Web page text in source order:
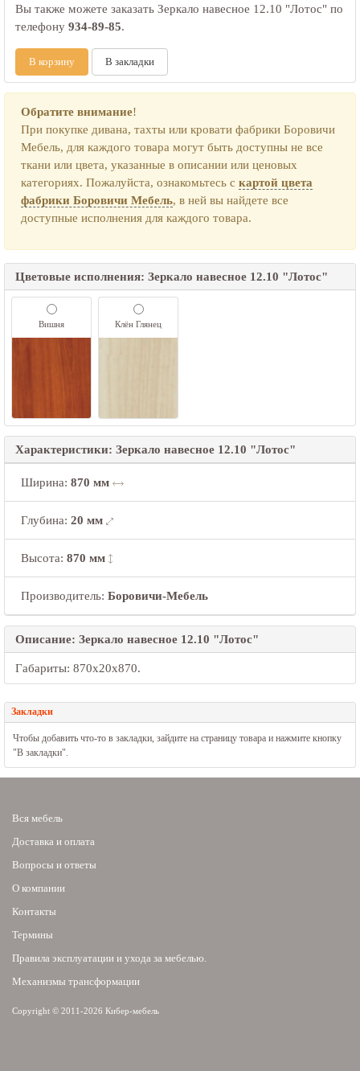
Вы также можете заказать Зеркало навесное 12.10 "Лотос" по
телефону 934-89-85.
В корзину В закладки
Обратите внимание!
При покупке дивана, тахты или кровати фабрики Боровичи
Мебель, для каждого товара могут быть доступны не все
ткани или цвета, указанные в описании или ценовых
категориях. Пожалуйста, ознакомьтесь с картой цвета
фабрики Боровичи Мебель, в ней вы найдете все
доступные исполнения для каждого товара.
Цветовые исполнения: Зеркало навесное 12.10 "Лотос"
Вишня Клён Глянец
Характеристики: Зеркало навесное 12.10 "Лотос"
Ширина: 870 мм
Глубина: 20 мм
Высота: 870 мм
Производитель: Боровичи-Мебель
Описание: Зеркало навесное 12.10 "Лотос"
Габариты: 870х20х870.
Закладки
Чтобы добавить что-то в закладки, зайдите на страницу товара и нажмите кнопку
"В закладки".
Вся мебель
Доставка и оплата
Вопросы и ответы
О компании
Контакты
Термины
Правила эксплуатации и ухода за мебелью.
Механизмы трансформации
Copyright © 2011-2026 Кибер-мебель